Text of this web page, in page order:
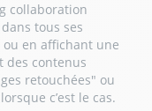
collaboration
tous ses
en affichant une
des contenus
retouchées" ou
c’est le cas.